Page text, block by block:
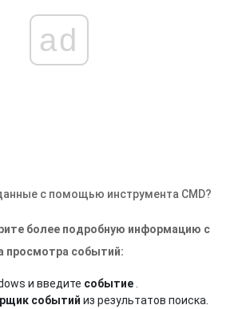
ad
с помощью инструмента CMD?
более подробную информацию с
событий:
и введите событие
событий из результатов поиска.